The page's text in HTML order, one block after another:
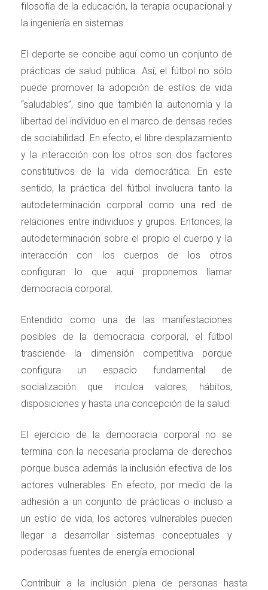
filosofía de la educación, la terapia ocupacional y
la ingeniería en sistemas.
El deporte se concibe aquí como un conjunto de
prácticas de salud pública. Así, el fútbol no sólo
puede promover la adopción de estilos de vida
“saludables”, sino que también la autonomía y la
libertad del individuo en el marco de densas redes
de sociabilidad. En efecto, el libre desplazamiento
y la interacción con los otros son dos factores
constitutivos de la vida democrática. En este
sentido, la práctica del fútbol involucra tanto la
autodeterminación corporal como una red de
relaciones entre individuos y grupos. Entonces, la
autodeterminación sobre el propio el cuerpo y la
interacción con los cuerpos de los otros
configuran lo que aquí proponemos llamar
democracia corporal.
Entendido como una de las manifestaciones
posibles de la democracia corporal, el fútbol
trasciende la dimensión competitiva porque
configura un espacio fundamental de
socialización que inculca valores, hábitos,
disposiciones y hasta una concepción de la salud.
El ejercicio de la democracia corporal no se
termina con la necesaria proclama de derechos
porque busca además la inclusión efectiva de los
actores vulnerables. En efecto, por medio de la
adhesión a un conjunto de prácticas o incluso a
un estilo de vida, los actores vulnerables pueden
llegar a desarrollar sistemas conceptuales y
poderosas fuentes de energía emocional.
Contribuir a la inclusión plena de personas hasta